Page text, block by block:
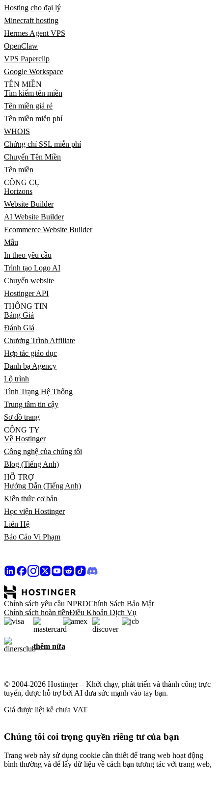
Hosting cho đại lý
Minecraft hosting
Hermes Agent VPS
OpenClaw
VPS Paperclip
Google Workspace
TÊN MIỀN
Tìm kiếm tên miền
Tên miền giá rẻ
Tên miền miễn phí
WHOIS
Chứng chỉ SSL miễn phí
Chuyển Tên Miền
Tên miền
CÔNG CỤ
Horizons
Website Builder
AI Website Builder
Ecommerce Website Builder
Mẫu
In theo yêu cầu
Trình tạo Logo AI
Chuyển website
Hostinger API
THÔNG TIN
Bảng Giá
Đánh Giá
Chương Trình Affiliate
Hợp tác giáo dục
Danh bạ Agency
Lộ trình
Tình Trạng Hệ Thống
Trung tâm tin cậy
Sơ đồ trang
CÔNG TY
Về Hostinger
Công nghệ của chúng tôi
Blog (Tiếng Anh)
HỖ TRỢ
Hướng Dẫn (Tiếng Anh)
Kiến thức cơ bản
Học viện Hostinger
Liên Hệ
Báo Cáo Vi Phạm
Chính sách yêu cầu NPRDChính Sách Bảo Mật
Chính sách hoàn tiềnĐiều Khoản Dịch Vụ
thêm nữa
© 2004-2026 Hostinger – Khởi chạy, phát triển và thành công trực
tuyến, được hỗ trợ bởi AI đưa sức mạnh vào tay bạn.
Giá được liệt kê chưa VAT
Chúng tôi coi trọng quyền riêng tư của bạn
Trang web này sử dụng cookie cần thiết để trang web hoạt động
bình thường và để lấy dữ liệu về cách bạn tương tác với trang web,